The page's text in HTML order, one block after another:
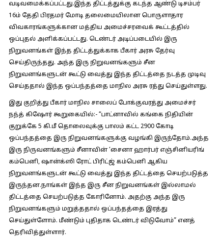
வடிவமைக்கப்பட்டது.இந்த திட்டத்துக்கு கடந்த ஆண்டு டிசம்பர்
16ம் தேதி பிரதமர் மோடி தலைமையிலான பொருளாதார
விவகாரங்களுக்கான மத்திய அமைச்சரவைக் கூட்டத்தில்
ஒப்புதல் அளிக்கப்பட்டது. டெண்டர் அடிப்படையில் இரு
நிறுவனங்கள் இந்த திட்டத்துக்காக பீகார் அரசு தேர்வு
செய்திருந்தது. அந்த இரு நிறுவனங்களும் சீன
நிறுவனங்களுடன் கூட்டு வைத்து இந்த திட்டத்தை நடத்த முடிவு
செய்ததால் இந்த ஒப்பந்தத்தை மாநில அரசு ரத்து செய்துள்ளது.
இது குறித்து பீகார் மாநில சாலைப் போக்குவரத்து அமைச்சர்
நந்த் கிஷோர் கூறுகையில்:-“பாட்னாவில் கங்கை நிதியின்
குறுக்கே 5 கி.மீ தொலைவுக்கு பாலம் கட்ட 2900 கோடி
ஒப்பந்தத்தை இரு நிறுவனங்களுக்கு வழங்கி இருந்தோம்.அந்த
இரு நிருவனங்களும் சீனாவின் ‘சைனா ஹார்பர் எஞ்சினியரிங்
கம்பெனி, ஷான்க்ஸி ரோட் பிரிட்ஜ் கம்பெனி ஆகிய
நிறுவனங்களுடன் கூட்டு வைத்து இந்த திட்டத்தை செயற்படுத்த
இருந்தன.நாங்கள் இந்த இரு சீன நிறுவனங்கள் இல்லாமல்
திட்டத்தை செயற்படுத்த கோரினோம். அதற்கு அந்த இரு
நிறுவனங்களும் மறுத்ததால் ஒப்பந்தத்தை இரத்து
செய்துள்ளோம். மீண்டும் புதிதாக டெண்டர் விடுவோம்” எனத்
தெரிவித்துள்ளார்.